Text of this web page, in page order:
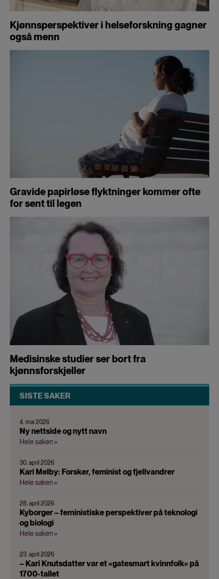
Kjønnsperspektiver i helseforskning gagner
også menn
Gravide papirløse flyktninger kommer ofte
for sent til legen
Medisinske studier ser bort fra
kjønnsforskjeller
SISTE SAKER
4. mai 2026
Ny nettside og nytt navn
Hele saken »
30. april 2026
Kari Melby: Forsker, feminist og fjellvandrer
Hele saken »
28. april 2026
Kyborger – feministiske perspektiver på teknologi
og biologi
Hele saken »
23. april 2026
– Kari Knutsdatter var et «gatesmart kvinnfolk» på
1700-tallet